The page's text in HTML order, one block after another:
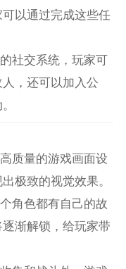
以通过完成这些任
社交系统，玩家可
，还可以加入公
质量的游戏画面设
极致的视觉效果。
角色都有自己的故
渐解锁，给玩家带